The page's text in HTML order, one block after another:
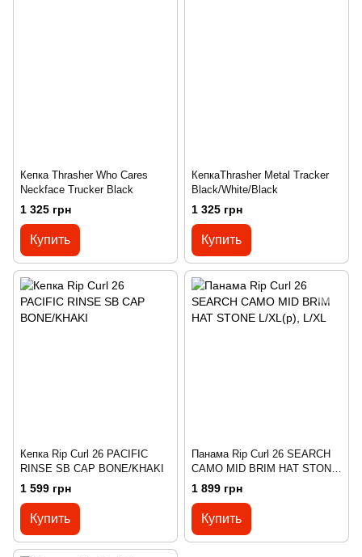
Кепка Thrasher Who Cares
Neckface Trucker Black
1 325 грн
Купить
КепкаThrasher Metal Tracker
Black/White/Black
1 325 грн
Купить
Кепка Rip Curl 26 PACIFIC
RINSE SB CAP BONE/KHAKI
1 599 грн
Купить
Панама Rip Curl 26 SEARCH
CAMO MID BRIM HAT STONE
L/XL(р), L/XL
1 899 грн
Купить